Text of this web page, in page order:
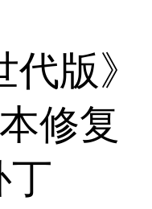
代版》
修复
丁